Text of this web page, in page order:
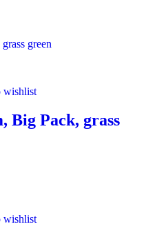
wishlist
Big Pack, grass
wishlist